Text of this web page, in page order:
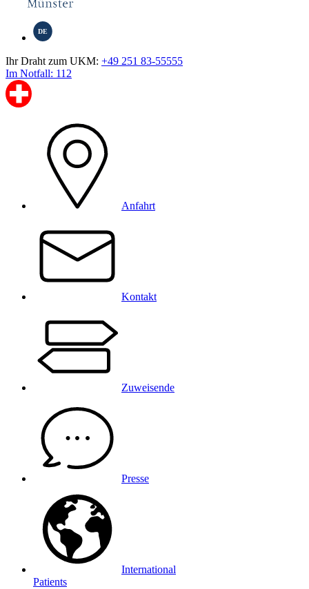
DE
Ihr Draht zum UKM: +49 251 83-55555
Im Notfall: 112
Anfahrt
Kontakt
Zuweisende
Presse
International
Patients